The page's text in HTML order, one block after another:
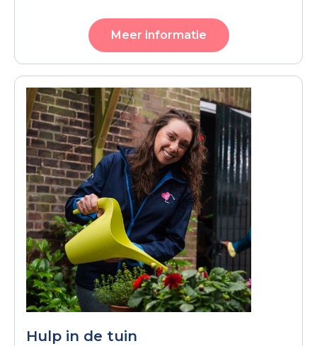
Meer informatie
Hulp in de tuin